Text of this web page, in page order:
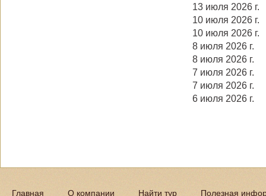
13 июля 2026 г.
10 июля 2026 г.
10 июля 2026 г.
8 июля 2026 г.
8 июля 2026 г.
7 июля 2026 г.
7 июля 2026 г.
6 июля 2026 г.
Главная О компании Найти тур Полезная